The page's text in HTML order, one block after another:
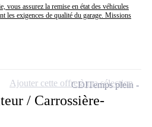
vous assurez la remise en état des véhicules
les exigences de qualité du garage. Missions
/ Carrossière-
CDITemps plein
Ajouter cette offre à ma sélection